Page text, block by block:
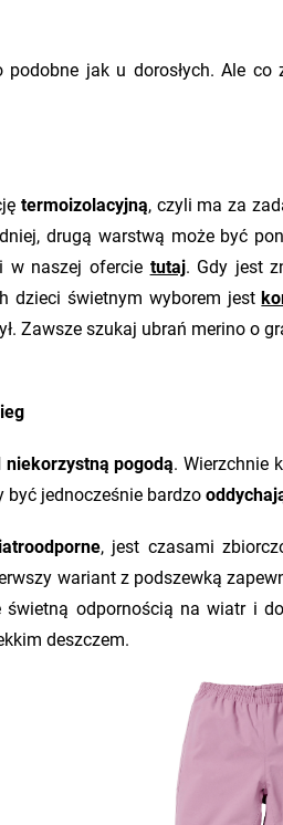
jak u dorosłych. Ale
termoizolacyjną, czyli ma za
drugą warstwą może być
w naszej ofercie tutaj. Gdy jest
dzieci świetnym wyborem jest
Zawsze szukaj ubrań merino
niekorzystną pogodą. Wierzchnie
być jednocześnie bardzo
, jest czasami
wariant z podszewką
odpornością na wiatr i
deszczem.